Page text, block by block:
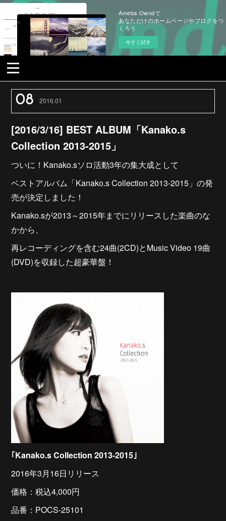
Ameba Owndで
あなただけのホームページやブログをつ
くろう
今すぐ試す
08 2016.01
[2016/3/16] BEST ALBUM「Kanako.s
Collection 2013-2015」
ついに！Kanako.sソロ活動3年の集大成として
ベストアルバム「Kanako.s Collection 2013-2015」の発
売が決定しました！
Kanako.sが2013～2015年までにリリースした楽曲のな
かから、
再レコーディングを含む24曲(2CD)とMusic Video 19曲
(DVD)を収録した超豪華盤！
｢Kanako.s Collection 2013-2015｣
2016年3月16日リリース
価格：税込4,000円
品番：POCS-25101